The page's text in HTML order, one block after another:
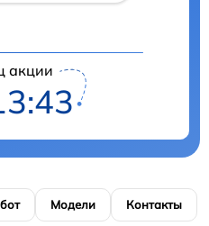
акции
Модели Контакты